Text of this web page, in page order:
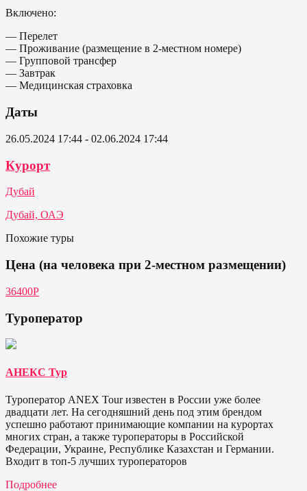
Включено:
— Перелет
— Проживание (размещение в 2-местном номере)
— Групповой трансфер
— Завтрак
— Медицинская страховка
Даты
26.05.2024 17:44 - 02.06.2024 17:44
Курорт
Дубай
Дубай, ОАЭ
Похожие туры
Цена (на человека при 2-местном размещении)
36400Р
Туроператор
АНЕКС Тур
Туроператор ANEX Tour известен в России уже более
двадцати лет. На сегодняшний день под этим брендом
успешно работают принимающие компании на курортах
многих стран, а также туроператоры в Российской
Федерации, Украине, Республике Казахстан и Германии.
Входит в топ-5 лучших туроператоров
Подробнее